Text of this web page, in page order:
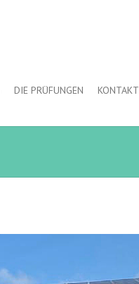
DIE PRÜFUNGEN KONTAKT